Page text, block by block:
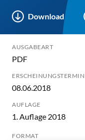
Download
AUSGABEART
PDF
ERSCHEINUNGSTERMIN
08.06.2018
AUFLAGE
1. Auflage 2018
FORMAT